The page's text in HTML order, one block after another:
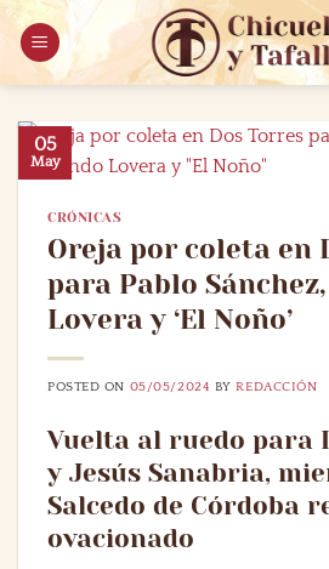
Saltar
contenido
05
May
CRÓNICAS
Oreja por coleta en
para Pablo
Lovera y ‘El Noño’
POSTED ON 05/05/2024 BYREDACCIÓN
Vuelta al ruedo para
y Jesús Sanabria,
Salcedo de Córdoba
ovacionado